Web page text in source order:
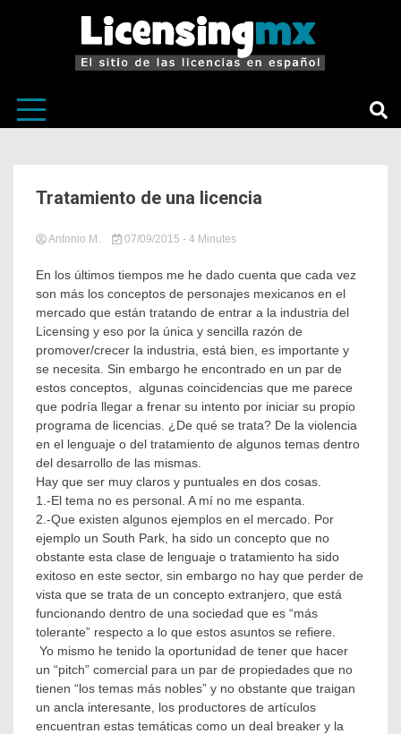
Tratamiento de una licencia
Antonio M. 07/09/2015 in
categoría
Tagged
de
Cómo
hacer
dinero
con
tus
personajes,
Licensing
licensingmx,
Propiedades
Mexicanas
- 4 Minutes
En los últimos tiempos me he dado cuenta que cada vez
son más los conceptos de personajes mexicanos en el
mercado que están tratando de entrar a la industria del
Licensing y eso por la única y sencilla razón de
promover/crecer la industria, está bien, es importante y
se necesita. Sin embargo he encontrado en un par de
estos conceptos, algunas coincidencias que me parece
que podría llegar a frenar su intento por iniciar su propio
programa de licencias. ¿De qué se trata? De la violencia
en el lenguaje o del tratamiento de algunos temas dentro
del desarrollo de las mismas.
Hay que ser muy claros y puntuales en dos cosas.
1.-El tema no es personal. A mí no me espanta.
2.-Que existen algunos ejemplos en el mercado. Por
ejemplo un South Park, ha sido un concepto que no
obstante esta clase de lenguaje o tratamiento ha sido
exitoso en este sector, sin embargo no hay que perder de
vista que se trata de un concepto extranjero, que está
funcionando dentro de una sociedad que es “más
tolerante” respecto a lo que estos asuntos se refiere.
Yo mismo he tenido la oportunidad de tener que hacer
un “pitch” comercial para un par de propiedades que no
tienen “los temas más nobles” y no obstante que traigan
un ancla interesante, los productores de artículos
encuentran estas temáticas como un deal breaker y la